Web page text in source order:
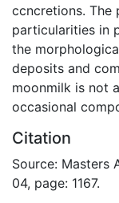
ccncretions. The
particularities in
the
deposits and
moonmilk is not
occasional
Citation
Source: Masters
04, page: 1167.